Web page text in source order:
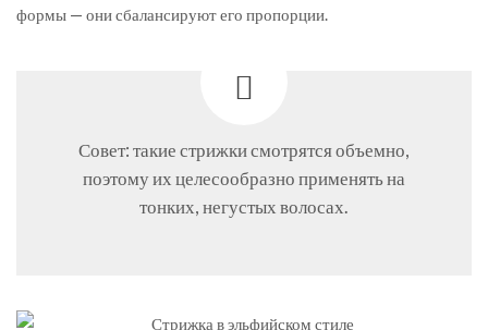
формы — они сбалансируют его пропорции.
Совет: такие стрижки смотрятся объемно,
поэтому их целесообразно применять на
тонких, негустых волосах.